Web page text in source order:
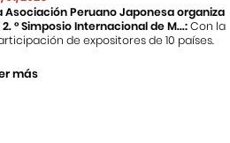
Asociación Peruano Japonesa organiza
2. ° Simposio Internacional de M...:Con la
de expositores de 10 países.
más